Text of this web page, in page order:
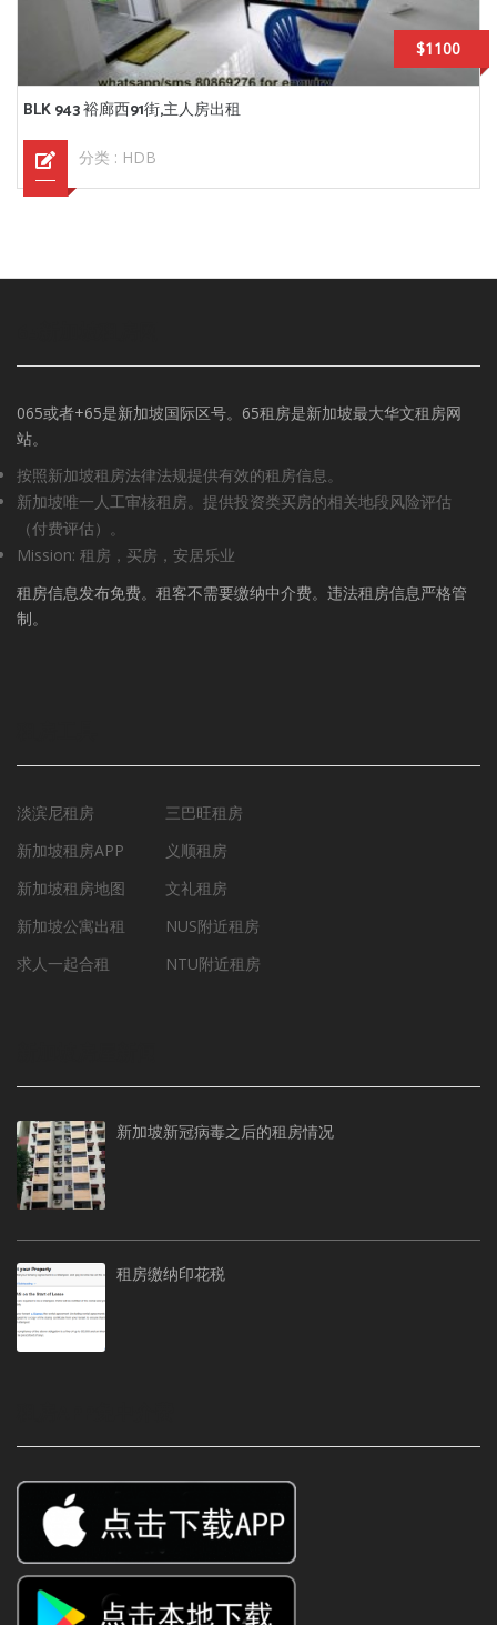
$1100
BLK 943 裕廊西91街,主人房出租
分类 : HDB
065或者+65是新加坡国际区号。65租房是新加坡最大华文租房网
站。
按照新加坡租房法律法规提供有效的租房信息。
新加坡唯一人工审核租房。提供投资类买房的相关地段风险评估
（付费评估）。
Mission: 租房，买房，安居乐业
租房信息发布免费。租客不需要缴纳中介费。违法租房信息严格管
制。
淡滨尼租房
新加坡租房APP
新加坡租房地图
新加坡公寓出租
求人一起合租
三巴旺租房
义顺租房
文礼租房
NUS附近租房
NTU附近租房
新加坡新冠病毒之后的租房情况
租房缴纳印花税